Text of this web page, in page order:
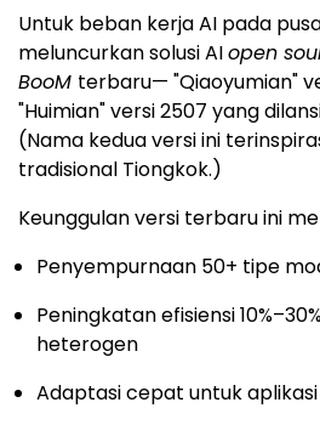
Untuk beban kerja AI pada
meluncurkan solusi AIopen
BooM terbaru— "Qiaoyumian"
"Huimian" versi 2507 yang
(Nama kedua versi ini
tradisional Tiongkok.)
Keunggulan versi terbaru ini
Penyempurnaan 50+ tipe
Peningkatan efisiensi
heterogen
Adaptasi cepat untuk